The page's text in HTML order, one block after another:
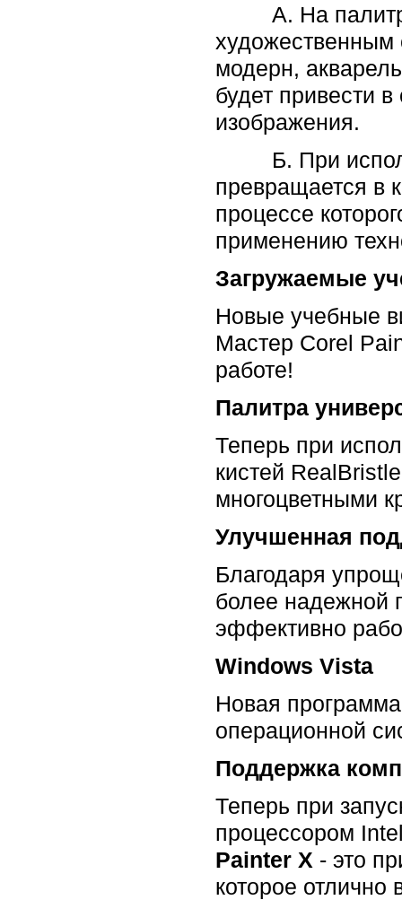
А. На палитре
художественным
модерн,
будет привести
Б. При
превращается в
процессе
применению
Загружаемые
Новые учебные
Мастер Corel
работе!
Палитра
Теперь при
кистей
многоцветными
Улучшенная
Благодаря
более надежной
эффективно
Windows Vista
Новая
операционной
Поддержка
Теперь при
процессором
Painter X - это
которое